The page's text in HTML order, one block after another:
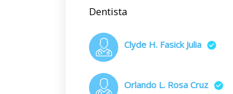
Dentista
Clyde H. Fasick Julia
Orlando L. Rosa Cruz